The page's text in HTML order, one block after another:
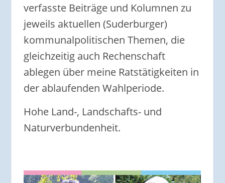
verfasste Beiträge und Kolumnen zu
jeweils aktuellen (Suderburger)
kommunalpolitischen Themen, die
gleichzeitig auch Rechenschaft
ablegen über meine Ratstätigkeiten in
der ablaufenden Wahlperiode.
Hohe Land-, Landschafts- und
Naturverbundenheit.